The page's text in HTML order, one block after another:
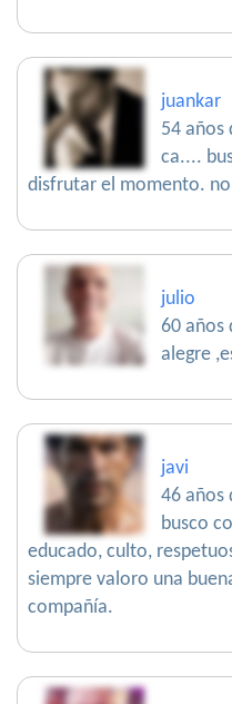
juankar
54 años
ca....
disfrutar el momento.
julio
60 años
alegre
javi
46 años
busco
educado, culto,
siempre valoro una
compañía.